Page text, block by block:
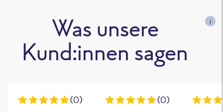
Was unsere
Kund:innen sagen
i
(0) (0)